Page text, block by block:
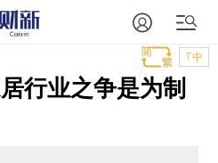
T中
行业之争是为制